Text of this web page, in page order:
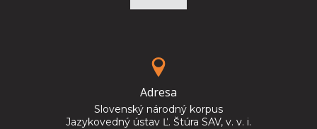
Adresa
Slovenský národný korpus
Jazykovedný ústav Ľ. Štúra SAV, v. v. i.